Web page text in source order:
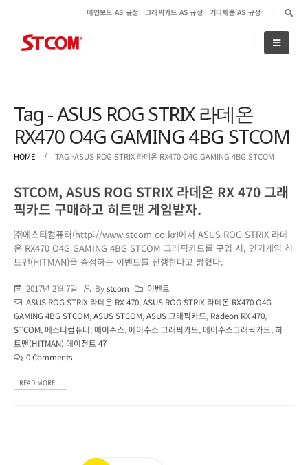
메인보드 AS 규정 그래픽카드 AS 규정 기타제품 AS 규정
Tag - ASUS ROG STRIX 라데온
RX470 O4G GAMING 4BG STCOM
HOME TAG -ASUS ROG STRIX 라데온 RX470 O4G GAMING 4BG STCOM
STCOM, ASUS ROG STRIX 라데온 RX 470 그래
픽카드 구매하고 히트맨 게임받자.
㈜에스티컴퓨터(http://www.stcom.co.kr)에서 ASUS ROG STRIX 라데
온 RX470 O4G GAMING 4BG STCOM 그래픽카드를 구입 시, 인기게임 히
트맨(HITMAN)을 증정하는 이벤트를 진행한다고 밝혔다.
2017년 2월 7일 Bystcom
이벤트
ASUS ROG STRIX 라데온 RX 470,ASUS ROG STRIX 라데온 RX470 O4G
GAMING 4BG STCOM,ASUS STCOM,ASUS 그래픽카드, Radeon RX 470,
STCOM,에스티컴퓨터,에이수스,에이수스 그래픽카드,에이수스그래픽카드,히
트맨(HITMAN) 에이전트 47
0 Comments
READ MORE...